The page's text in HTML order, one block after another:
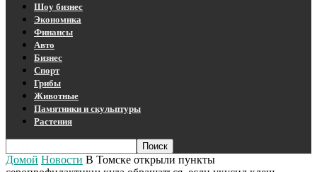
Шоу бизнес
Экономика
Финансы
Авто
Бизнес
Спорт
Грибы
Животные
Памятники и скульптуры
Растения
Домой Новости В Томске открыли пункты